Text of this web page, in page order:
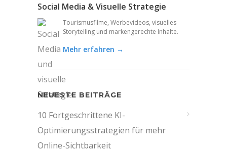
Social Media & Visuelle Strategie
Tourismusfilme, Werbevideos, visuelles
Storytelling und markengerechte Inhalte.
Mehr erfahren →
NEUESTE BEITRÄGE
10 Fortgeschrittene KI-
Optimierungsstrategien für mehr
Online-Sichtbarkeit